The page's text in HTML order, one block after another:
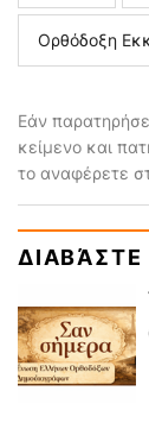
Ορθόδοξη
Εάν
κείμενο και
το αναφέρετε
ΔΙΑΒΆΣΤΕ